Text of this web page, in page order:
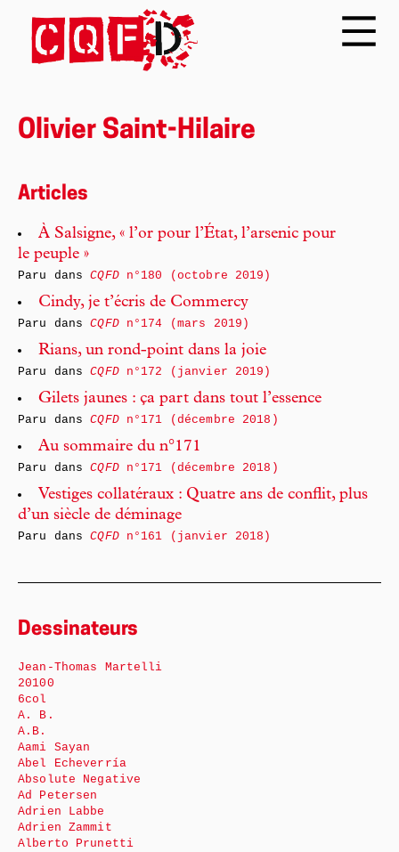
Olivier Saint-Hilaire
Articles
À Salsigne, « l’or pour l’État, l’arsenic pour
le peuple »
Paru dansCQFDn°180 (octobre 2019)
Cindy, je t’écris de Commercy
Paru dansCQFDn°174 (mars 2019)
Rians, un rond-point dans la joie
Paru dansCQFDn°172 (janvier 2019)
Gilets jaunes : ça part dans tout l’essence
Paru dansCQFDn°171 (décembre 2018)
Au sommaire du n°171
Paru dansCQFDn°171 (décembre 2018)
Vestiges collatéraux : Quatre ans de conflit, plus
d’un siècle de déminage
Paru dansCQFDn°161 (janvier 2018)
Dessinateurs
Jean-Thomas Martelli
20100
6col
A. B.
A.B.
Aami Sayan
Abel Echeverría
Absolute Negative
Ad Petersen
Adrien Labbe
Adrien Zammit
Alberto Prunetti